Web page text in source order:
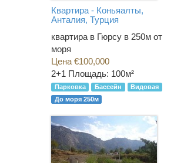
Квартира - Коньяалты,
Анталия, Турция
квартира в Гюрсу в 250м от
моря
Цена €100,000
2+1 Площадь: 100м²
Парковка Бассейн
Видовая
До моря 250м